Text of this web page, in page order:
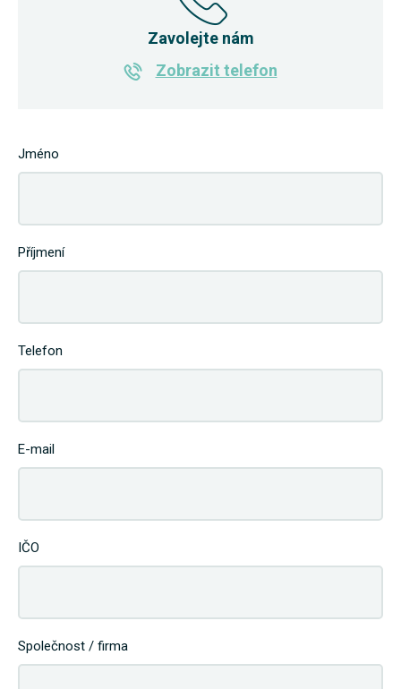
Zavolejte nám
Zobrazit telefon
Jméno
Příjmení
Telefon
E-mail
IČO
Společnost / firma